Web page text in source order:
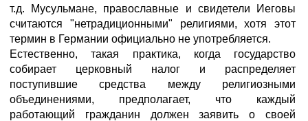
т.д. Мусульмане, православные и свидетели Иеговы
считаются "нетрадиционными" религиями, хотя этот
термин в Германии официально не употребляется.
Естественно, такая практика, когда государство
собирает церковный налог и распределяет
поступившие средства между религиозными
объединениями, предполагает, что каждый
работающий гражданин должен заявить о своей